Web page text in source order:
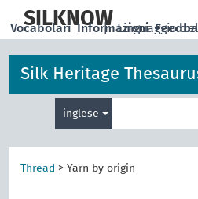
main
SILKNOW
| Linguaggio
Vocabolari Informazioni
Silk Heritage
inglese
per
la
Thread >Yarn by origin